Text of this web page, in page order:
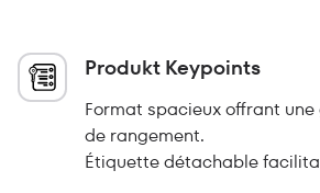
Produkt Keypoints
Format spacieux offrant
de rangement.
Étiquette détachable